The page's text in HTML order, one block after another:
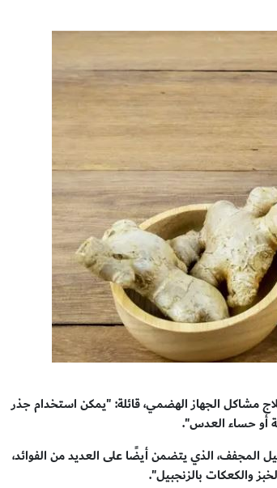
مشاكل الجهاز الهضمي، قائلة: "يمكن استخدام جذر
أو حساء العدس".
المجفف، الذي يتضمن أيضًا على العديد من الفوائد،
والكعكات بالزنجبيل".